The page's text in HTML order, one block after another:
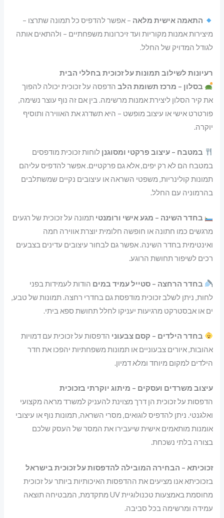
התאמה אישית מלאה – אפשר להדפיס כל תמונה שתרצו –
מיצירות אמנות מקוריות ועד זיכרונות משפחתיים – ולהתאים אותה
לגודל המדויק של החלל.
רעיונות לשילוב תמונות על זכוכית בחללי הבית
בסלון – מרכז תשומת הלב הדפסה על זכוכית יכולה להפוך
את קיר הסלון ליצירת אמנות מרשימה. בין אם זה נוף עוצר נשימה,
פורטרט אישי או עיצוב מופשט – היא תשדרג את האווירה ותוסיף
יוקרה.
במטבח – עיצוב פרקטי ומסוגנן לוחות זכוכית מודפסים
במטבח הם לא רק יפים, אלא גם פרקטיים. אפשר להדפיס עליהם
תמונות קולינריות, משפטי השראה או עיצובים נקיים שמשתלבים
בהרמוניה עם החלל.
בחדר השינה – מגע אישי ורומנטי תמונה על זכוכית של רגעים
מרגשים כמו חתונה או חופשה חלומית יוצרת אווירה חמה
ואינטימית בחדר השינה. אפשר גם לבחור עיצובים עדינים בצבעים
רכים לשיפור תחושת הרוגע.
בחדר הרחצה – סטייל עמיד במים הודות לעמידות בפני
לחות, ניתן לשלב זכוכית מודפסת גם בחדרי רחצה. תמונות של טבע,
ים או אבסטרקט מרגיעות יעניקו לחלל תחושת ספא ביתי.
בחדר הילדים – קסם צבעוני הדפסות על זכוכית עם דמויות
אהובות, איורים צבעוניים או תמונות משפחתיות יהפכו את חדר
הילדים למקום מיוחד ומלא דמיון.
עיצוב משרדים ועסקים – מיתוג יוקרתי בזכוכית
הדפסות על זכוכית הן דרך מצוינת להעניק למשרד מראה מקצועי
ואלגנטי. ניתן להדפיס לוגואים, מסרי השראה, תמונות נוף או עיצובי
אומנות מותאמים אישית שיעבירו את המסר של העסק שלכם
בצורה בלתי נשכחת.
זכוכיתא – הבחירה המובילה להדפסות על זכוכית בישראל
בזכוכיתא אנו מציעים את ההדפסות האיכותיות ביותר על זכוכית
מחוסמת באמצעות טכנולוגיית UV מתקדמת, המבטיחה תוצאה
עמידה ומרשימה בכל סביבה.